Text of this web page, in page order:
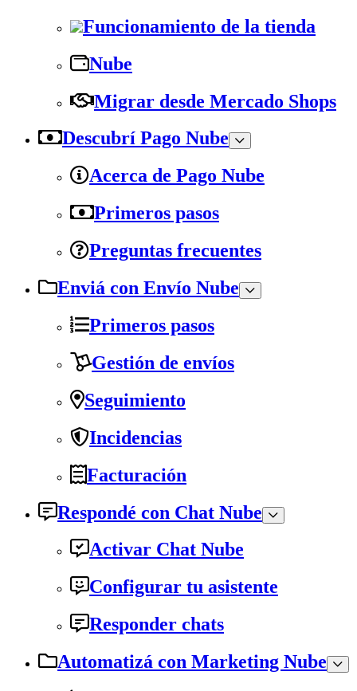
Funcionamiento de la tienda
Nube
Migrar desde Mercado Shops
Descubrí Pago Nube
Acerca de Pago Nube
Primeros pasos
Preguntas frecuentes
Enviá con Envío Nube
Primeros pasos
Gestión de envíos
Seguimiento
Incidencias
Facturación
Respondé con Chat Nube
Activar Chat Nube
Configurar tu asistente
Responder chats
Automatizá con Marketing Nube